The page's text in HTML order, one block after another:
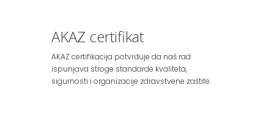
AKAZ certifikat
AKAZ certifikacija potvrđuje da naš rad
ispunjava stroge standarde kvaliteta,
sigurnosti i organizacije zdravstvene zaštite.